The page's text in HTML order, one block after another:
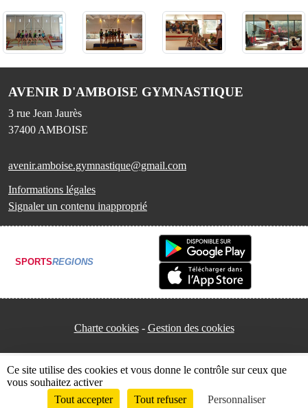
AVENIR D'AMBOISE GYMNASTIQUE
3 rue Jean Jaurès
37400 AMBOISE
avenir.amboise.gymnastique@gmail.com
Informations légales
Signaler un contenu inapproprié
SPORTSREGIONS
Charte cookies Gestion des cookies
Envie de participer ? Connexion
Ce site utilise des cookies et vous donne le contrôle sur ceux que
vous souhaitez activer
Tout accepter
Tout refuser Personnaliser